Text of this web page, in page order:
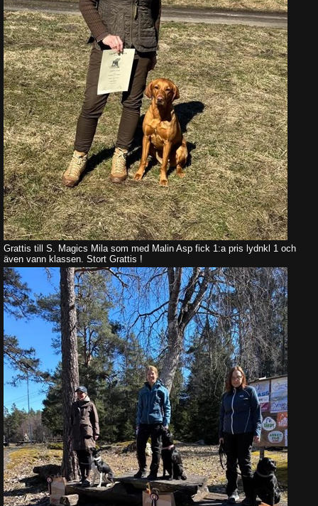
Grattis till S. Magics Mila som med Malin Asp fick 1:a pris lydnkl 1 och
även vann klassen. Stort Grattis !